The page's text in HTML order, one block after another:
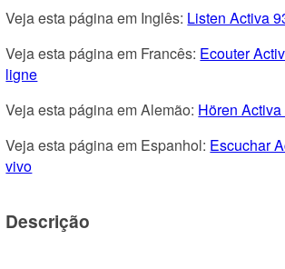
Veja esta página em Inglês: Listen Activa
Veja esta página em Francês: Ecouter
ligne
Veja esta página em Alemão: Hören
Veja esta página em Espanhol: Escuchar
vivo
Descrição